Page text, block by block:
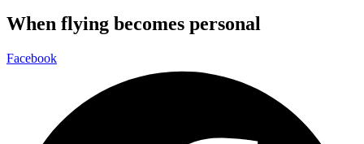
When flying becomes personal
Facebook